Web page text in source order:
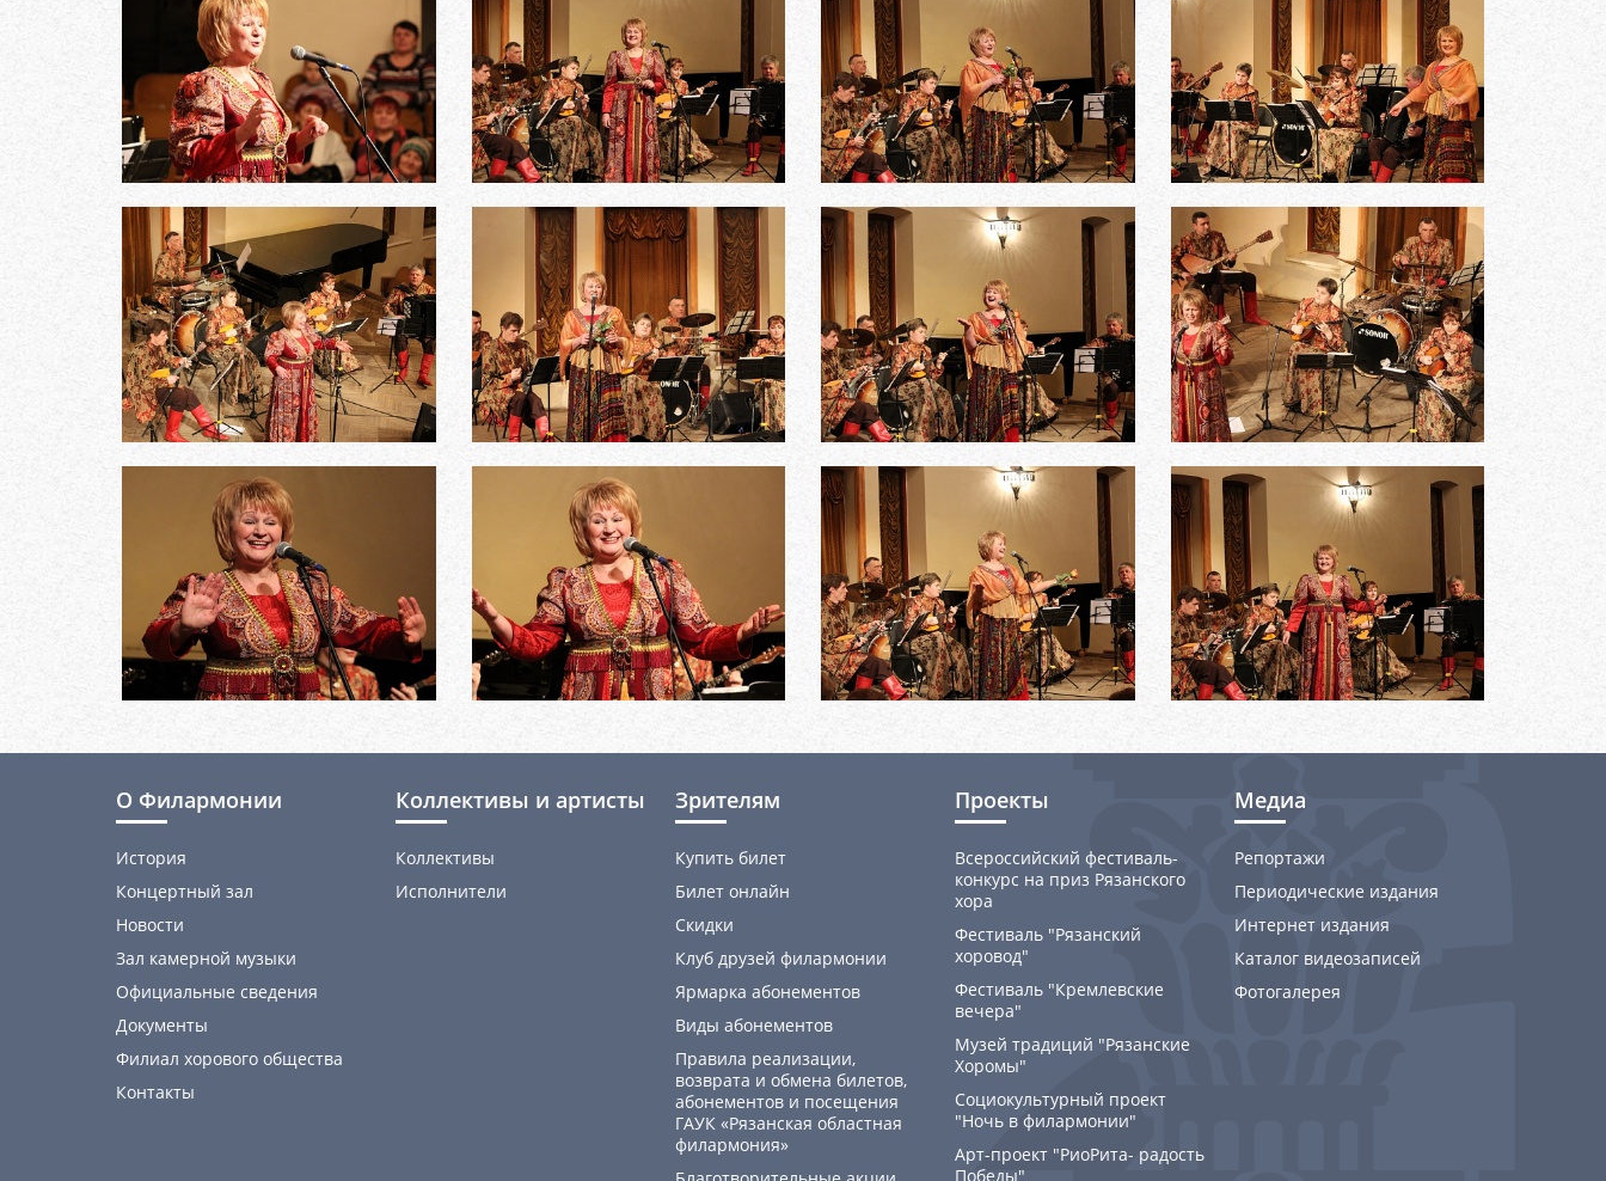
О Филармонии
История
Концертный зал
Новости
Зал камерной музыки
Официальные сведения
Документы
Филиал хорового общества
Контакты
Коллективы и артисты
Коллективы
Исполнители
Зрителям
Купить билет
Билет онлайн
Скидки
Клуб друзей филармонии
Ярмарка абонементов
Виды абонементов
Правила реализации,
возврата и обмена билетов,
абонементов и посещения
ГАУК «Рязанская областная
филармония»
Проекты
Всероссийский фестиваль-
конкурс на приз Рязанского
хора
Фестиваль "Рязанский
хоровод"
Фестиваль "Кремлевские
вечера"
Музей традиций "Рязанские
Хоромы"
Социокультурный проект
"Ночь в филармонии"
Арт-проект "РиоРита- радость
Победы"
Медиа
Репортажи
Периодические издания
Интернет издания
Каталог видеозаписей
Фотогалерея